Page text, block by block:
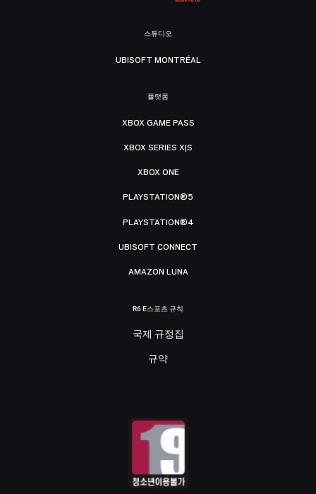
스튜디오
UBISOFT MONTRÉAL
플랫폼
XBOX GAME PASS
XBOX SERIES X|S
XBOX ONE
PLAYSTATION®5
PLAYSTATION®4
UBISOFT CONNECT
AMAZON LUNA
R6 E스포츠 규칙
국제 규정집
규약